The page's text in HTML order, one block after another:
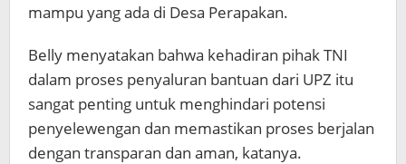
mampu yang ada di Desa Perapakan.
Belly menyatakan bahwa kehadiran pihak TNI
dalam proses penyaluran bantuan dari UPZ itu
sangat penting untuk menghindari potensi
penyelewengan dan memastikan proses berjalan
dengan transparan dan aman, katanya.